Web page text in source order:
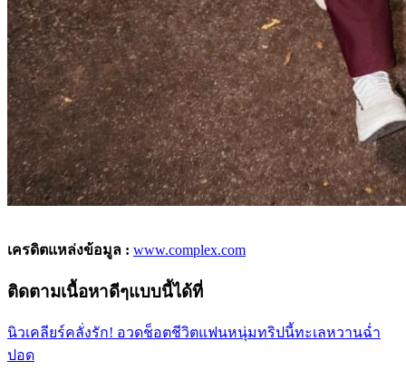
เครดิตแหล่งข้อมูล : www.complex.com
ติดตามเนื้อหาดีๆแบบนี้ได้ที่
นิวเคลียร์คลั่งรัก! อวดช็อตชีวิตแฟนหนุ่มทริปนี้ทะเลหวานฉ่ำ
ปอด